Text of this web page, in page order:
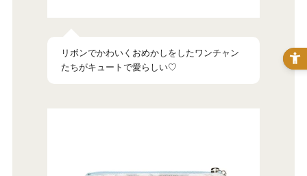
リボンでかわいくおめかしをしたワンチャン
たちがキュートで愛らしい♡